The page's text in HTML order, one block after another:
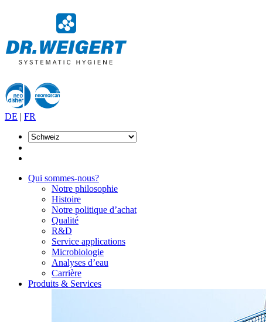
DE | FR
Qui sommes-nous?
Notre philosophie
Histoire
Notre politique d’achat
Qualité
R&D
Service applications
Microbiologie
Analyses d’eau
Carrière
Produits & Services